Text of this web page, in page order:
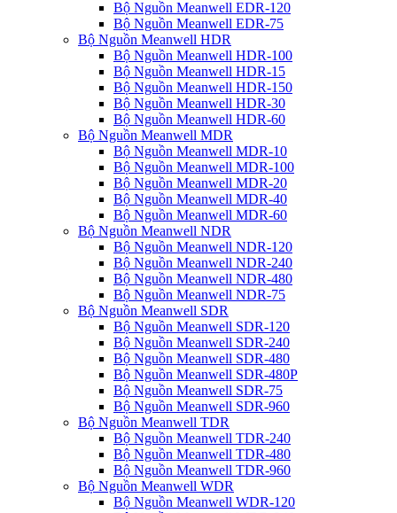
Bộ Nguồn Meanwell EDR-120
Bộ Nguồn Meanwell EDR-75
Bộ Nguồn Meanwell HDR
Bộ Nguồn Meanwell HDR-100
Bộ Nguồn Meanwell HDR-15
Bộ Nguồn Meanwell HDR-150
Bộ Nguồn Meanwell HDR-30
Bộ Nguồn Meanwell HDR-60
Bộ Nguồn Meanwell MDR
Bộ Nguồn Meanwell MDR-10
Bộ Nguồn Meanwell MDR-100
Bộ Nguồn Meanwell MDR-20
Bộ Nguồn Meanwell MDR-40
Bộ Nguồn Meanwell MDR-60
Bộ Nguồn Meanwell NDR
Bộ Nguồn Meanwell NDR-120
Bộ Nguồn Meanwell NDR-240
Bộ Nguồn Meanwell NDR-480
Bộ Nguồn Meanwell NDR-75
Bộ Nguồn Meanwell SDR
Bộ Nguồn Meanwell SDR-120
Bộ Nguồn Meanwell SDR-240
Bộ Nguồn Meanwell SDR-480
Bộ Nguồn Meanwell SDR-480P
Bộ Nguồn Meanwell SDR-75
Bộ Nguồn Meanwell SDR-960
Bộ Nguồn Meanwell TDR
Bộ Nguồn Meanwell TDR-240
Bộ Nguồn Meanwell TDR-480
Bộ Nguồn Meanwell TDR-960
Bộ Nguồn Meanwell WDR
Bộ Nguồn Meanwell WDR-120